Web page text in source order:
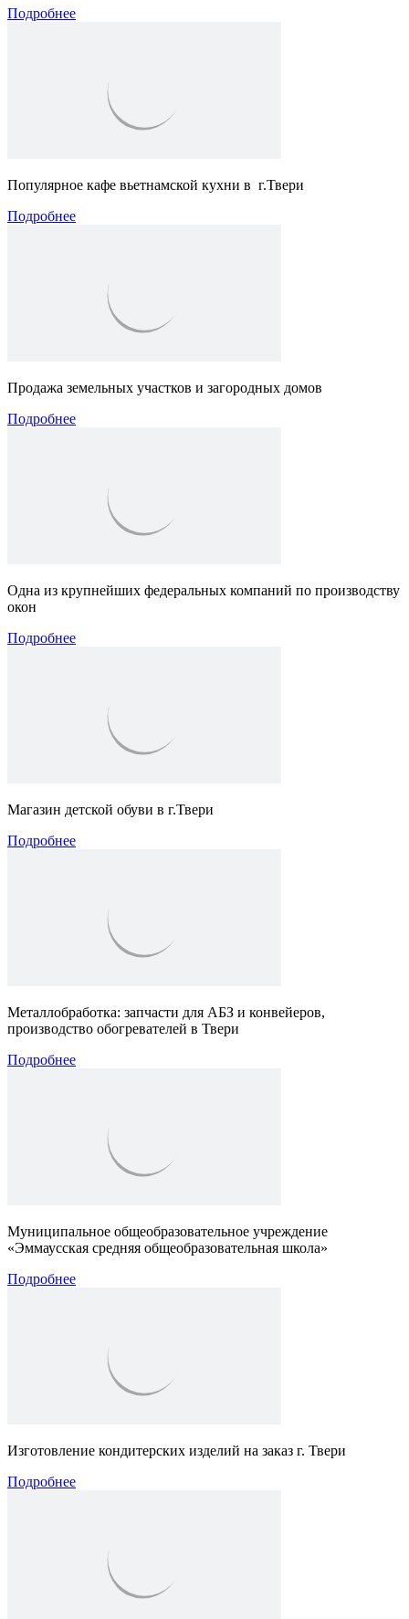
Подробнее
Популярное кафе вьетнамcкой кухни в г.Твери
Подробнее
Продажа земельных участков и загородных домов
Подробнее
Одна из крупнейших федеральных компаний по производству
окон
Подробнее
Магазин детской обуви в г.Твери
Подробнее
Металлобработка: запчасти для АБЗ и конвейеров,
производство обогревателей в Твери
Подробнее
Муниципальное общеобразовательное учреждение
«Эммаусская средняя общеобразовательная школа»
Подробнее
Изготовление кондитерских изделий на заказ г. Твери
Подробнее